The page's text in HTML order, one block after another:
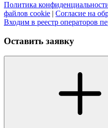
Политика
файлов cookie | Согласие на
Входим в реестр операторов
Оставить заявку